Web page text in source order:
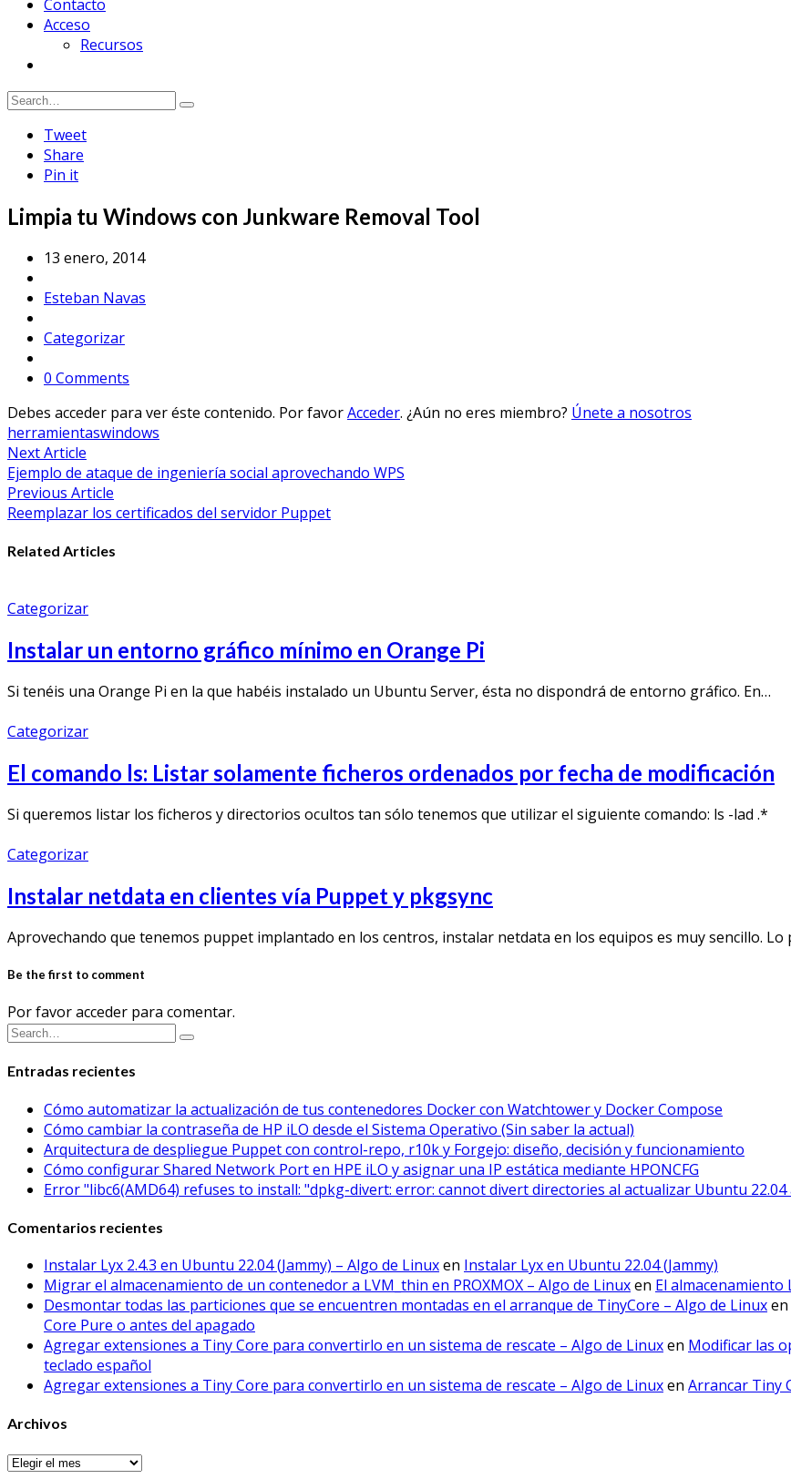
Contacto
Acceso
Recursos
Tweet
Share
Pin it
Limpia tu Windows con Junkware Removal Tool
13 enero, 2014
Esteban Navas
Categorizar
0 Comments
Debes acceder para ver éste contenido. Por favorAcceder. ¿Aún no eres miembro? Únete a nosotros
herramientaswindows
Navegación
de
entradas
Next Article
Ejemplo de ataque de ingeniería social aprovechando WPS
Previous Article
Reemplazar los certificados del servidor Puppet
Related Articles
Categorizar
Instalar un entorno gráfico mínimo en Orange Pi
Si tenéis una Orange Pi en la que habéis instalado un Ubuntu Server, ésta no dispondrá de entorno gráfico. En…
Categorizar
El comando ls: Listar solamente ficheros ordenados por fecha de modificación
Si queremos listar los ficheros y directorios ocultos tan sólo tenemos que utilizar el siguiente comando: ls -lad .*
Categorizar
Instalar netdata en clientes vía Puppet y pkgsync
Aprovechando que tenemos puppet implantado en los centros, instalar netdata en los equipos es muy sencillo.
Be the first to comment
Por favor acceder para comentar.
Entradas recientes
Cómo automatizar la actualización de tus contenedores Docker con Watchtower y Docker Compose
Cómo cambiar la contraseña de HP iLO desde el Sistema Operativo (Sin saber la actual)
Arquitectura de despliegue Puppet con control-repo, r10k y Forgejo: diseño, decisión y funcionamiento
Cómo configurar Shared Network Port en HPE iLO y asignar una IP estática mediante HPONCFG
Error "libc6(AMD64) refuses to install: "dpkg-divert: error: cannot divert directories al actualizar Ubuntu 22.04
Comentarios recientes
Instalar Lyx 2.4.3 en Ubuntu 22.04 (Jammy) – Algo de Linuxen Instalar Lyx en Ubuntu 22.04 (Jammy)
Migrar el almacenamiento de un contenedor a LVM_thin en PROXMOX – Algo de Linuxen El almacenamiento
Desmontar todas las particiones que se encuentren montadas en el arranque de TinyCore – Algo de Linuxen
Core Pure o antes del apagado
Agregar extensiones a Tiny Core para convertirlo en un sistema de rescate – Algo de Linuxen Modificar las
teclado español
Agregar extensiones a Tiny Core para convertirlo en un sistema de rescate – Algo de Linuxen Arrancar Tiny
Archivos
Archivos